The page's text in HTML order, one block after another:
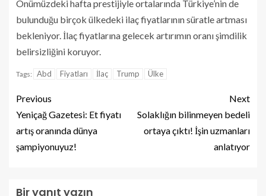
Önümüzdeki hafta prestijiyle ortalarında Türkiye’nin de
bulunduğu birçok ülkedeki ilaç fiyatlarının süratle artması
bekleniyor. İlaç fiyatlarına gelecek artırımın oranı şimdilik
belirsizliğini koruyor.
Tags: Abd Fiyatları İlaç Trump Ülke
Previous
Yeniçağ Gazetesi: Et fiyatı
artış oranında dünya
şampiyonuyuz!
Next
Solaklığın bilinmeyen bedeli
ortaya çıktı! İşin uzmanları
anlatıyor
Bir yanıt yazın